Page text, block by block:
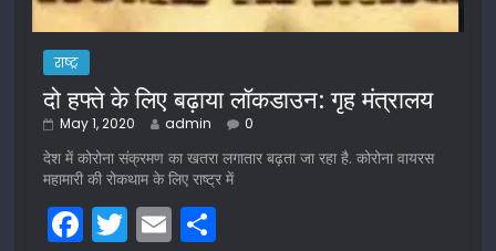
राष्ट्र
दो हफ्ते के लिए बढ़ाया लॉकडाउन: गृह मंत्रालय
May 1, 2020 admin 0
देश में कोरोना संक्रमण का खतरा लगातार बढ़ता जा रहा है. कोरोना वायरस
महामारी की रोकथाम के लिए राष्ट्र में
F T E